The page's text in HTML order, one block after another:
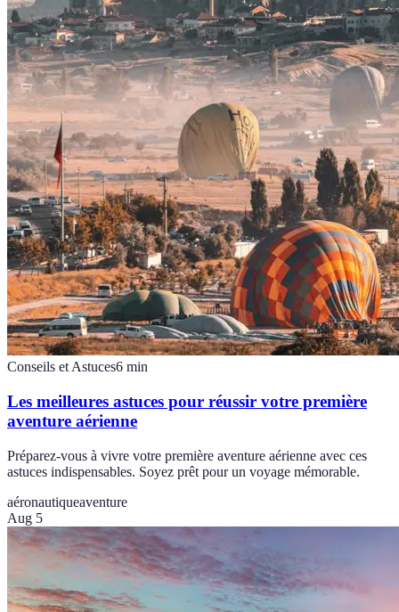
Conseils et Astuces6 min
Les meilleures astuces pour réussir votre première
aventure aérienne
Préparez-vous à vivre votre première aventure aérienne avec ces
astuces indispensables. Soyez prêt pour un voyage mémorable.
aéronautiqueaventure
Aug 5